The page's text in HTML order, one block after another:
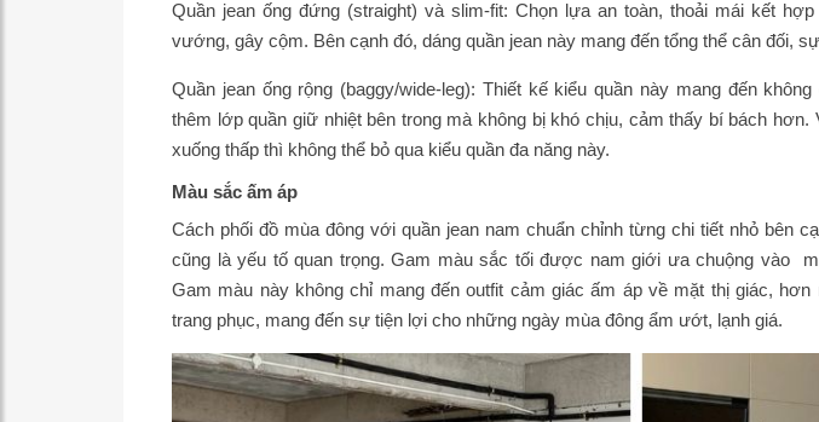
Quần jean ống đứng (straight) và slim-fit: Chọn lựa an toàn, thoải mái kết
vướng, gây cộm. Bên cạnh đó, dáng quần jean này mang đến tổng thể cân đối,
Quần jean ống rộng (baggy/wide-leg): Thiết kế kiểu quần này mang đến
thêm lớp quần giữ nhiệt bên trong mà không bị khó chịu, cảm thấy bí bách hơn.
xuống thấp thì không thể bỏ qua kiểu quần đa năng này.
Màu sắc ấm áp
Cách phối đồ mùa đông với quần jean nam chuẩn chỉnh từng chi tiết nhỏ bên
cũng là yếu tố quan trọng. Gam màu sắc tối được nam giới ưa chuộng vào
Gam màu này không chỉ mang đến outfit cảm giác ấm áp về mặt thị giác,
trang phục, mang đến sự tiện lợi cho những ngày mùa đông ẩm ướt, lạnh giá.